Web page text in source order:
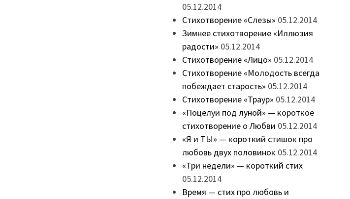
05.12.2014
Стихотворение «Слезы» 05.12.2014
Зимнее стихотворение «Иллюзия
радости» 05.12.2014
Стихотворение «Лицо» 05.12.2014
Стихотворение «Молодость всегда
побеждает старость» 05.12.2014
Стихотворение «Траур» 05.12.2014
«Поцелуи под луной» — короткое
стихотворение о Любви 05.12.2014
«Я и ТЫ» — короткий стишок про
любовь двух половинок 05.12.2014
«Три недели» — короткий стих
05.12.2014
Время — стих про любовь и